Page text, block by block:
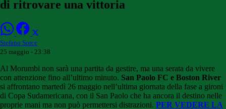
di ritrovare una vittoria
Stefano Sorce
25 maggio - 23:38
Al Morumbi non sarà una partita da gestire, ma una serata da vivere
con attenzione fino all’ultimo minuto. San Paolo FC e Boston River
si affrontano martedì 26 maggio nell’ultima giornata della fase a gironi
di Copa Sudamericana, con il San Paolo che ha ancora il destino nelle
proprie mani ma non può permettersi distrazioni. PER VEDERE LA